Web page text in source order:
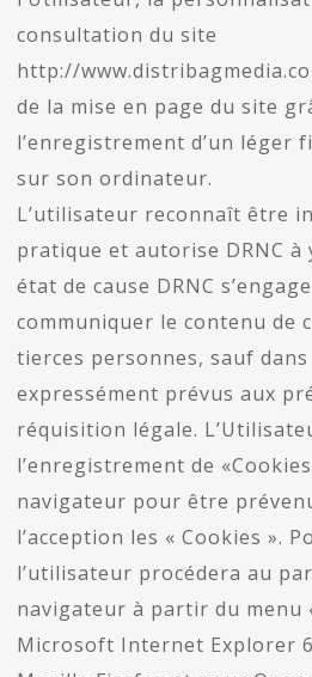
consultation du site
http://
de la mise en page du site
l’enregistrement d’un léger
sur son ordinateur.
L’utilisateur reconnaît être
pratique et autorise DRNC à
état de cause DRNC
communiquer le contenu de
tierces personnes, sauf dans
expressément prévus aux
réquisition légale.
l’enregistrement de
navigateur pour être
l’acception les « Cookies ».
l’utilisateur procédera au
navigateur à partir du menu
Microsoft Internet Explorer